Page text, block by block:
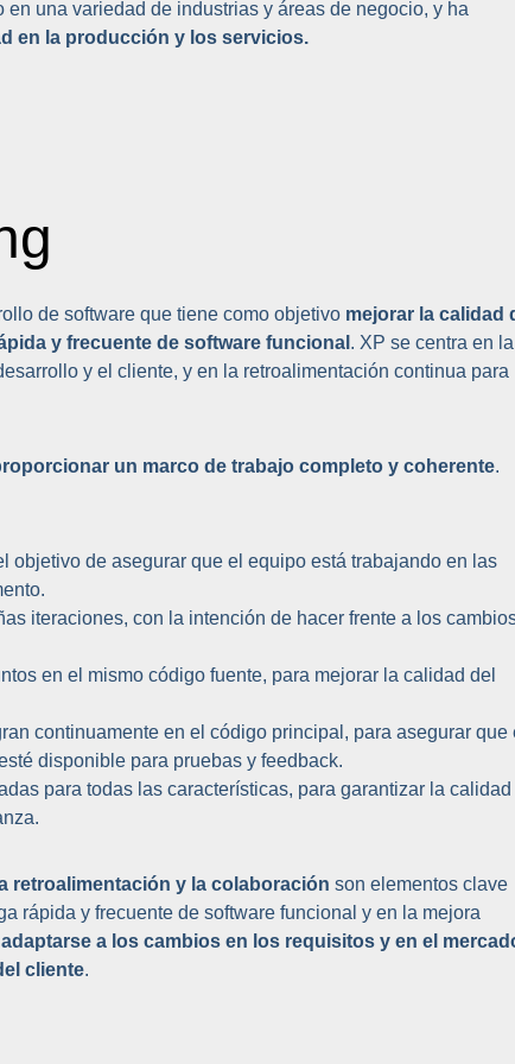
una variedad de industrias y áreas de negocio, y ha
en la producción y los servicios.
de software que tiene como objetivo mejorar la calidad
y frecuente de software funcional . XP se centra en la
y el cliente, y en la retroalimentación continua para
un marco de trabajo completo y coherente.
objetivo de asegurar que el equipo está trabajando en las
iteraciones, con la intención de hacer frente a los
en el mismo código fuente, para mejorar la calidad del
continuamente en el código principal, para asegurar que
disponible para pruebas y feedback.
para todas las características, para garantizar la calidad
retroalimentación y la colaboración son elementos clave
rápida y frecuente de software funcional y en la mejora
adaptarse a los cambios en los requisitos y en el
cliente.